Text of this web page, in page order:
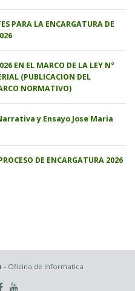
PARA LA ENCARGATURA DE
EN EL MARCO DE LA LEY N°
(PUBLICACION DEL
NORMATIVO)
y Ensayo Jose Maria
DE ENCARGATURA 2026
- Oficina de Informatica